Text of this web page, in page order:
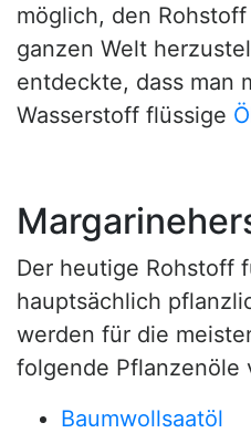
möglich, den
ganzen Welt
entdeckte, dass man
Wasserstoff flüssige
Der heutige Rohstoff
hauptsächlich
werden für die
folgende Pflanzenöle
Baumwollsaatöl